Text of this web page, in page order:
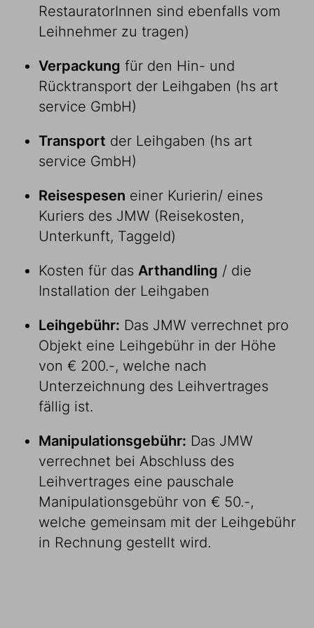
RestauratorInnen sind ebenfalls vom
Leihnehmer zu tragen)
Verpackung für den Hin- und
Rücktransport der Leihgaben (hs art
service GmbH)
Transport der Leihgaben (hs art
service GmbH)
Reisespesen einer Kurierin/ eines
Kuriers des JMW (Reisekosten,
Unterkunft, Taggeld)
Kosten für das Arthandling / die
Installation der Leihgaben
Leihgebühr: Das JMW verrechnet pro
Objekt eine Leihgebühr in der Höhe
von € 200.-, welche nach
Unterzeichnung des Leihvertrages
fällig ist.
Manipulationsgebühr: Das JMW
verrechnet bei Abschluss des
Leihvertrages eine pauschale
Manipulationsgebühr von € 50.-,
welche gemeinsam mit der Leihgebühr
in Rechnung gestellt wird.